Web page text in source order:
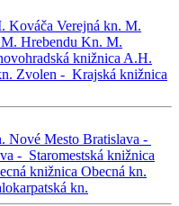
Kováča Verejná kn. M.
Hrebendu Kn. M.
knižnica A.H.
Zvolen - Krajská knižnica
Nové Mesto Bratislava -
- Staromestská knižnica
knižnica Obecná kn.
kn.